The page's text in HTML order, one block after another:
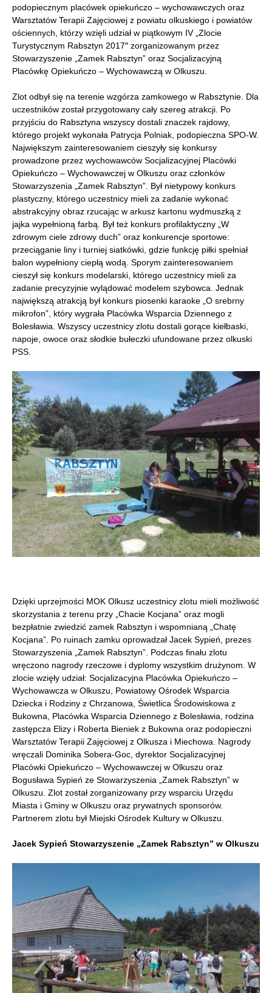
podopiecznym placówek opiekuńczo – wychowawczych oraz
Warsztatów Terapii Zajęciowej z powiatu olkuskiego i powiatów
ościennych, którzy wzięli udział w piątkowym IV „Zlocie
Turystycznym Rabsztyn 2017″ zorganizowanym przez
Stowarzyszenie „Zamek Rabsztyn” oraz Socjalizacyjną
Placówkę Opiekuńczo – Wychowawczą w Olkuszu.
Zlot odbył się na terenie wzgórza zamkowego w Rabsztynie. Dla
uczestników został przygotowany cały szereg atrakcji. Po
przyjściu do Rabsztyna wszyscy dostali znaczek rajdowy,
którego projekt wykonała Patrycja Polniak, podopieczna SPO-W.
Największym zainteresowaniem cieszyły się konkursy
prowadzone przez wychowawców Socjalizacyjnej Placówki
Opiekuńczo – Wychowawczej w Olkuszu oraz członków
Stowarzyszenia „Zamek Rabsztyn”. Był nietypowy konkurs
plastyczny, którego uczestnicy mieli za zadanie wykonać
abstrakcyjny obraz rzucając w arkusz kartonu wydmuszką z
jajka wypełnioną farbą. Był też konkurs profilaktyczny „W
zdrowym ciele zdrowy duch” oraz konkurencje sportowe:
przeciąganie liny i turniej siatkówki, gdzie funkcję piłki spełniał
balon wypełniony ciepłą wodą. Sporym zainteresowaniem
cieszył się konkurs modelarski, którego uczestnicy mieli za
zadanie precyzyjnie wylądować modelem szybowca. Jednak
największą atrakcją był konkurs piosenki karaoke „O srebrny
mikrofon”, który wygrała Placówka Wsparcia Dziennego z
Bolesławia. Wszyscy uczestnicy zlotu dostali gorące kiełbaski,
napoje, owoce oraz słodkie bułeczki ufundowane przez olkuski
PSS.
Dzięki uprzejmości MOK Olkusz uczestnicy zlotu mieli możliwość
skorzystania z terenu przy „Chacie Kocjana” oraz mogli
bezpłatnie zwiedzić zamek Rabsztyn i wspomnianą „Chatę
Kocjana”. Po ruinach zamku oprowadzał Jacek Sypień, prezes
Stowarzyszenia „Zamek Rabsztyn”. Podczas finału zlotu
wręczono nagrody rzeczowe i dyplomy wszystkim drużynom. W
zlocie wzięły udział: Socjalizacyjna Placówka Opiekuńczo –
Wychowawcza w Olkuszu, Powiatowy Ośrodek Wsparcia
Dziecka i Rodziny z Chrzanowa, Świetlica Środowiskowa z
Bukowna, Placówka Wsparcia Dziennego z Bolesławia, rodzina
zastępcza Elizy i Roberta Bieniek z Bukowna oraz podopieczni
Warsztatów Terapii Zajęciowej z Olkusza i Miechowa. Nagrody
wręczali Dominika Sobera-Goc, dyrektor Socjalizacyjnej
Placówki Opiekuńczo – Wychowawczej w Olkuszu oraz
Bogusława Sypień ze Stowarzyszenia „Zamek Rabsztyn” w
Olkuszu. Zlot został zorganizowany przy wsparciu Urzędu
Miasta i Gminy w Olkuszu oraz prywatnych sponsorów.
Partnerem zlotu był Miejski Ośrodek Kultury w Olkuszu.
Jacek Sypień Stowarzyszenie „Zamek Rabsztyn” w Olkuszu